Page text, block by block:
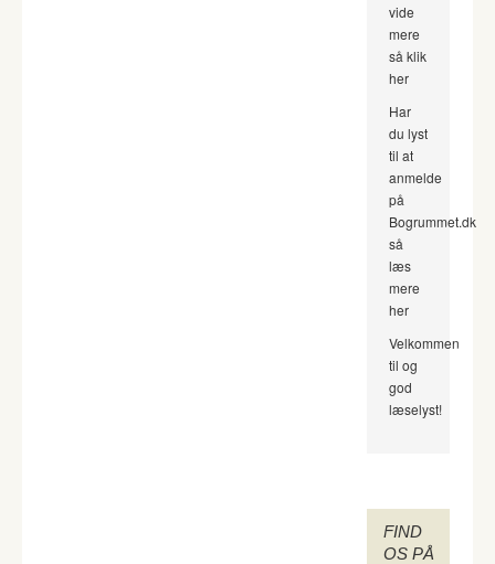
vide
mere
så klik
her
Har
du lyst
til at
anmelde
på
Bogrummet.dk
så
læs
mere
her
Velkommen
til og
god
læselyst!
FIND
OS PÅ